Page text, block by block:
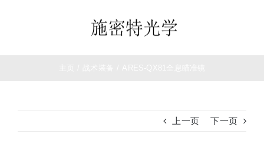
上一页 下一页